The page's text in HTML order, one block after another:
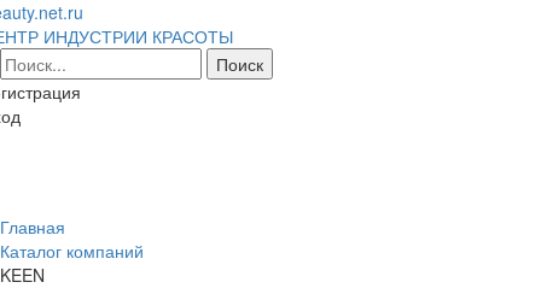
ИНДУСТРИИ КРАСОТЫ
Главная
Каталог компаний
KEEN